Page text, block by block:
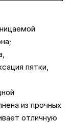
пятки,
из прочных
отличную